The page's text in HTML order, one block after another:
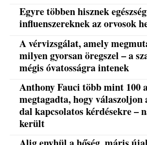
Egyre többen hisznek
influenszereknek az orvosok
A vérvizsgálat, amely
milyen gyorsan öregszel – a
mégis óvatosságra intenek
Anthony Fauci több mint 100
megtagadta, hogy válaszoljon
dal kapcsolatos kérdésekre –
került